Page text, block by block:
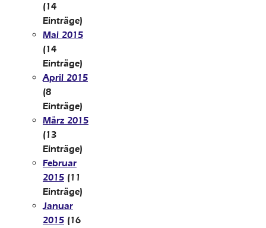
(14
Einträge)
Mai 2015
(14
Einträge)
April 2015
(8
Einträge)
März 2015
(13
Einträge)
Februar
2015 (11
Einträge)
Januar
2015 (16